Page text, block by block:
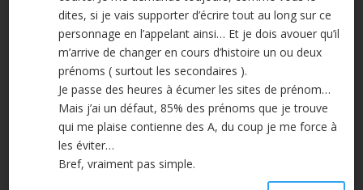
dites, si je vais supporter d’écrire tout au long sur ce
personnage en l’appelant ainsi… Et je dois avouer qu’il
m’arrive de changer en cours d’histoire un ou deux
prénoms ( surtout les secondaires ).
Je passe des heures à écumer les sites de prénom…
Mais j’ai un défaut, 85% des prénoms que je trouve
qui me plaise contienne des A, du coup je me force à
les éviter…
Bref, vraiment pas simple.